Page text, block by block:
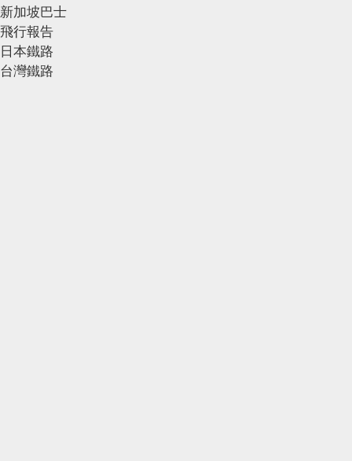
新加坡巴士
飛行報告
日本鐵路
台灣鐵路